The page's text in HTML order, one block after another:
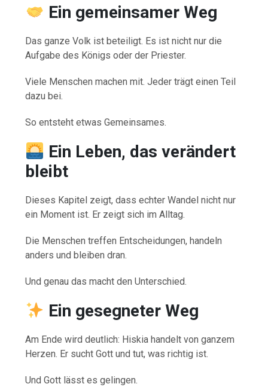
Ein gemeinsamer Weg
Das ganze Volk ist beteiligt. Es ist nicht nur die
Aufgabe des Königs oder der Priester.
Viele Menschen machen mit. Jeder trägt einen Teil
dazu bei.
So entsteht etwas Gemeinsames.
Ein Leben, das verändert
bleibt
Dieses Kapitel zeigt, dass echter Wandel nicht nur
ein Moment ist. Er zeigt sich im Alltag.
Die Menschen treffen Entscheidungen, handeln
anders und bleiben dran.
Und genau das macht den Unterschied.
Ein gesegneter Weg
Am Ende wird deutlich: Hiskia handelt von ganzem
Herzen. Er sucht Gott und tut, was richtig ist.
Und Gott lässt es gelingen.